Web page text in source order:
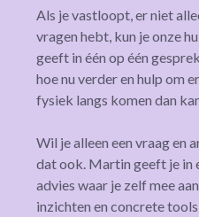
Als je vastloopt, er niet
vragen hebt, kun je onze
geeft in één op één
hoe nu verder en hulp om
fysiek langs komen dan
Wil je alleen een vraag en
dat ook. Martin geeft je in
advies waar je zelf mee
inzichten en concrete